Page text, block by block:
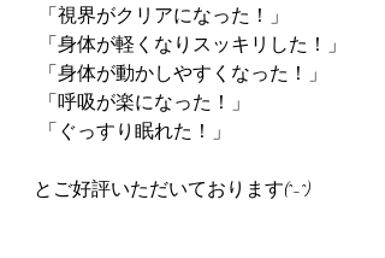
「視界がクリアになった！」
「身体が軽くなりスッキリした！」
「身体が動かしやすくなった！」
「呼吸が楽になった！」
「ぐっすり眠れた！」
とご好評いただいております(^-^)